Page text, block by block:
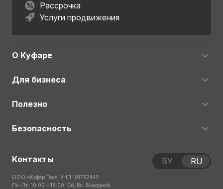
Рассрочка
Услуги продвижения
О Куфаре
Для бизнеса
Полезно
Безопасность
Контакты
ООО «Куфар Тех», УНП 191767445
Пн-Пт: 10:00 – 18:00; Сб, Вс: Выходной
BY RU